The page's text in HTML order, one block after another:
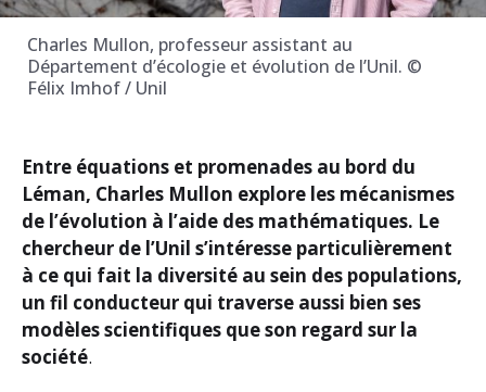
Charles Mullon, professeur assistant au
Département d’écologie et évolution de l’Unil. ©
Félix Imhof / Unil
Entre équations et promenades au bord du
Léman, Charles Mullon explore les mécanismes
de l’évolution à l’aide des mathématiques. Le
chercheur de l’Unil s’intéresse particulièrement
à ce qui fait la diversité au sein des populations,
un fil conducteur qui traverse aussi bien ses
modèles scientifiques que son regard sur la
société.